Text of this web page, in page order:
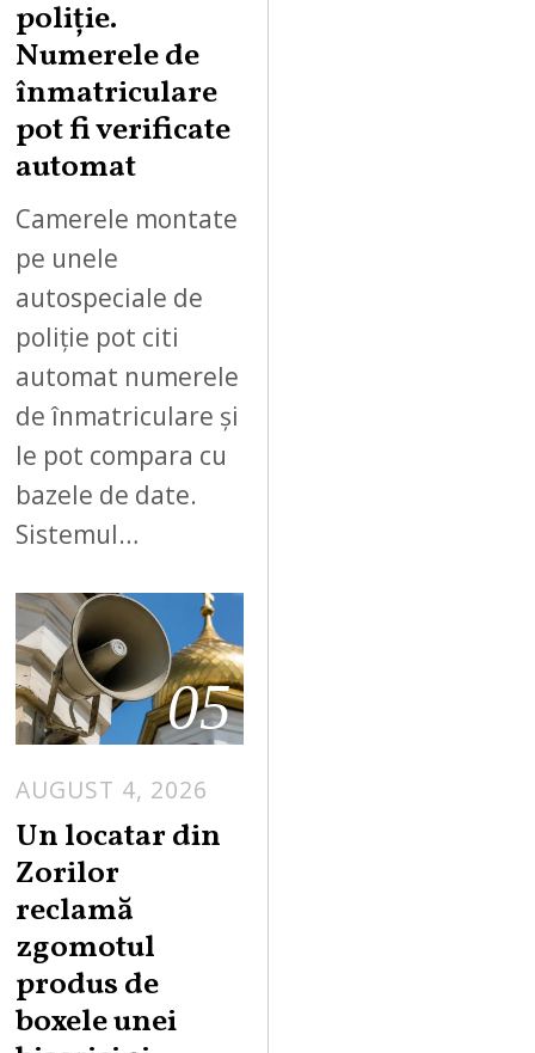
poliție.
Numerele de
înmatriculare
pot fi verificate
automat
Camerele montate
pe unele
autospeciale de
poliție pot citi
automat numerele
de înmatriculare și
le pot compara cu
bazele de date.
Sistemul…
05
AUGUST 4, 2026
Un locatar din
Zorilor
reclamă
zgomotul
produs de
boxele unei